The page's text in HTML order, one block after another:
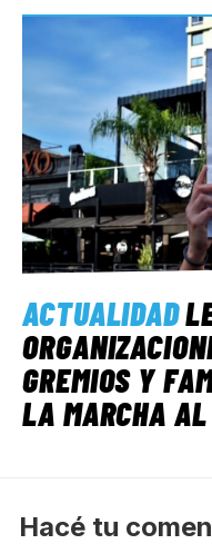
ACTUALIDAD
GREMIOS Y
LA MARCHA AL
Hacé tu